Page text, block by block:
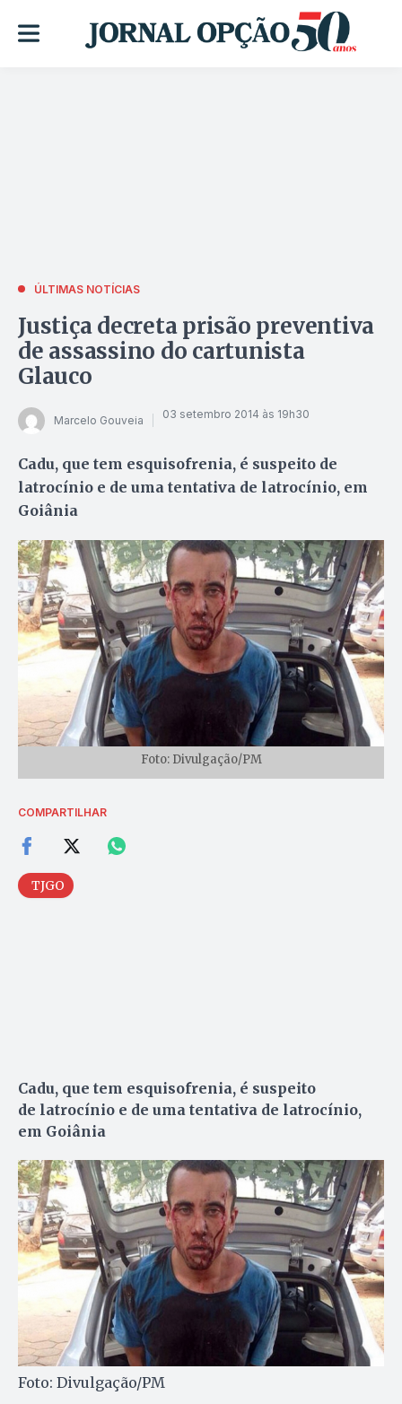
ÚLTIMAS NOTÍCIAS
Justiça decreta prisão preventiva
de assassino do cartunista
Glauco
Marcelo Gouveia 03 setembro 2014 às 19h30
Cadu, que tem esquisofrenia, é suspeito de
latrocínio e de uma tentativa de latrocínio, em
Goiânia
Foto: Divulgação/PM
COMPARTILHAR
TJGO
Cadu, que tem esquisofrenia, é suspeito
de latrocínio e de uma tentativa de latrocínio,
em Goiânia
Foto: Divulgação/PM